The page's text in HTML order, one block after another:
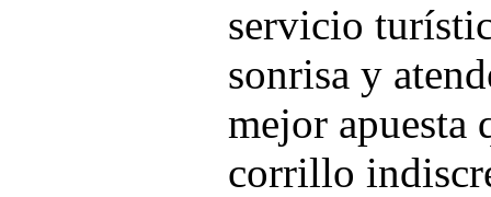
servicio
sonrisa y
mejor apuesta
corrillo